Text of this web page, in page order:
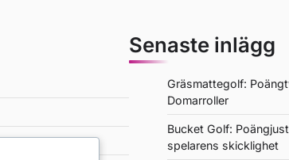
Senaste inlägg
Gräsmattegolf:
Domarroller
Bucket Golf:
spelarens skicklighet